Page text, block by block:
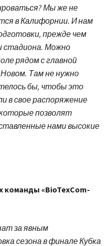
Мы же не
в Калифорнии. И нам
прежде чем
стадиона. Можно
рядом с главной
Там не нужно
бы, чтобы это
в свое распоряжение
позволят
нами высокие
команды «BioTexCom-
за явным
сезона в финале Кубка